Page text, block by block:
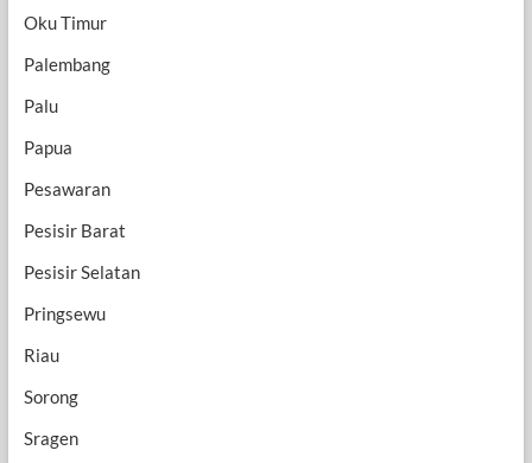
Oku Timur
Palembang
Palu
Papua
Pesawaran
Pesisir Barat
Pesisir Selatan
Pringsewu
Riau
Sorong
Sragen